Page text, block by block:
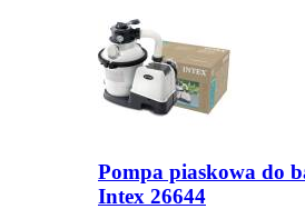
Pompa piaskowa do
Intex 26644